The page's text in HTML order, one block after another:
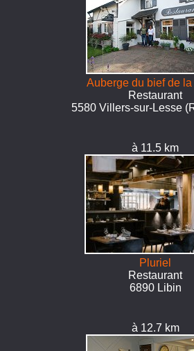
Auberge du bief de
Restaurant
5580 Villers-sur-Lesse
à 11.5 km
Pluriel
Restaurant
6890 Libin
à 12.7 km